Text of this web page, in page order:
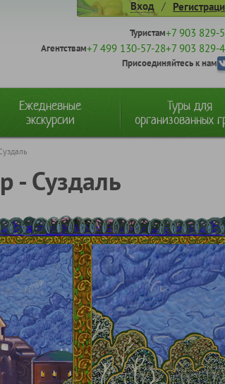
Вход /
Туристам+7 903 829-
Агентствам+7 499 130-57-28+7 903 829-
Присоединяйтесь к нам
Ежедневные
экскурсии
Туры для
организованных
- Суздаль